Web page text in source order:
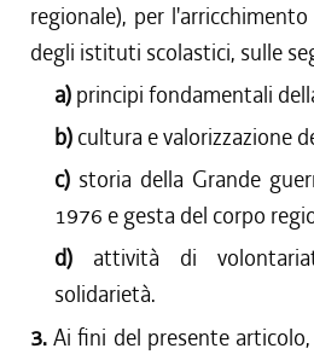
regionale), per
degli istituti scolastici, sulle
a) principi fondamentali
b) cultura e valorizzazione
c) storia della Grande
1976 e gesta del corpo
d) attività di
solidarietà.
3.Ai fini del presente